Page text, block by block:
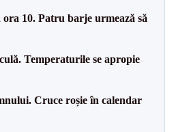
10. Patru barje urmează să
Temperaturile se apropie
Cruce roșie în calendar